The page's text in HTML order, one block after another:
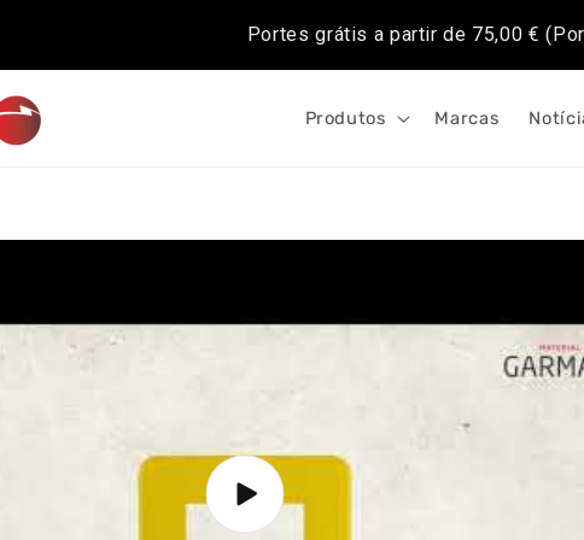
Portes grátis a partir de 75,00 €
Produtos Marcas
Reproduzir